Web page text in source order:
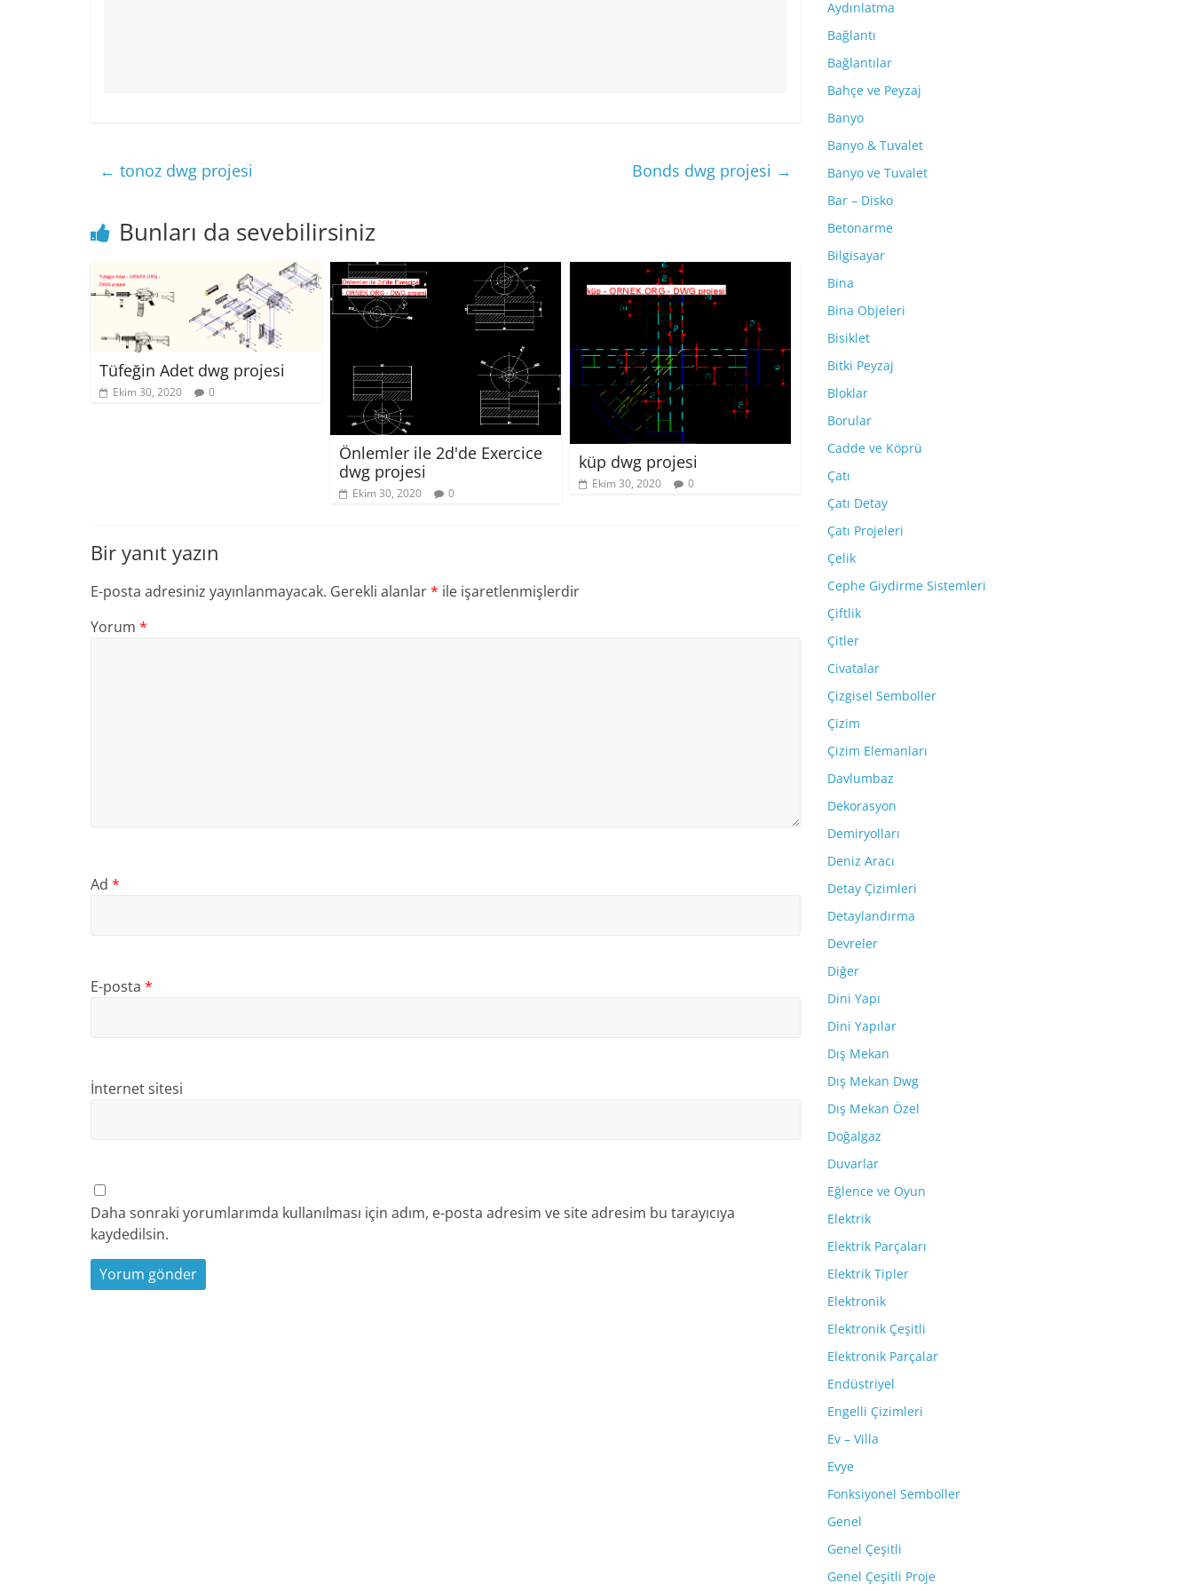
← tonoz dwg projesi Bonds dwg projesi →
Bunları da sevebilirsiniz
Tüfeğin Adet dwg projesi
Ekim 30, 2020 0
Önlemler ile 2d'de Exercice
dwg projesi
Ekim 30, 2020 0
küp dwg projesi
Ekim 30, 2020 0
Bir yanıt yazın
E-posta adresiniz yayınlanmayacak. Gerekli alanlar* ile işaretlenmişlerdir
Yorum *
Ad *
E-posta *
İnternet sitesi
Daha sonraki yorumlarımda kullanılması için adım, e-posta adresim ve site adresim bu tarayıcıya
kaydedilsin.
Aydınlatma
Bağlantı
Bağlantılar
Bahçe ve Peyzaj
Banyo
Banyo & Tuvalet
Banyo ve Tuvalet
Bar – Disko
Betonarme
Bilgisayar
Bina
Bina Objeleri
Bisiklet
Bitki Peyzaj
Bloklar
Borular
Cadde ve Köprü
Çatı
Çatı Detay
Çatı Projeleri
Çelik
Cephe Giydirme Sistemleri
Çiftlik
Çitler
Civatalar
Çizgisel Semboller
Çizim
Çizim Elemanları
Davlumbaz
Dekorasyon
Demiryolları
Deniz Aracı
Detay Çizimleri
Detaylandırma
Devreler
Diğer
Dini Yapı
Dini Yapılar
Dış Mekan
Dış Mekan Dwg
Dış Mekan Özel
Doğalgaz
Duvarlar
Eğlence ve Oyun
Elektrik
Elektrik Parçaları
Elektrik Tipler
Elektronik
Elektronik Çeşitli
Elektronik Parçalar
Endüstriyel
Engelli Çizimleri
Ev – Villa
Evye
Fonksiyonel Semboller
Genel
Genel Çeşitli
Genel Çeşitli Proje